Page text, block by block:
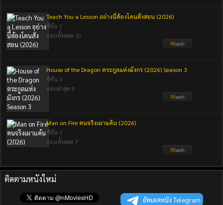
Teach You a Lesson อย่างนี้ต้องโดนสั่งสอน (2026)
ซีซัน 1
ตอนทั้งหมด 10
House of the Dragon ตระกูลแห่งมังกร (2026) Season 3
ซีซัน 3
ตอนล่าสุด 8
Man on Fire คนจริงเผาแค้น (2026)
ซีซัน 1
ตอนทั้งหมด 7
ติดตามหนังใหม่
อัพเดตหนัง Telegram